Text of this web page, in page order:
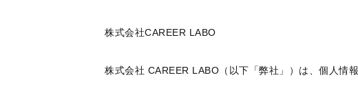
株式会社CAREER LABO
株式会社 CAREER LABO （以下「弊社」）は、個人情